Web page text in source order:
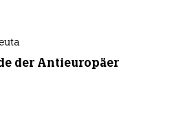
der Antieuropäer